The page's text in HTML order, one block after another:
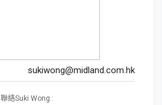
sukiwong@midland.com.hk
聯絡Suki Wong :